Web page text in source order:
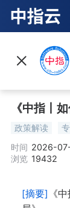
《中指丨
政策解读
时间 2026-
浏览 19432
[摘要] 《